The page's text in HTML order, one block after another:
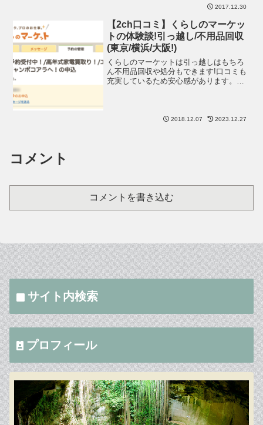
2017.12.30
【2ch口コミ】くらしのマーケッ
トの体験談!引っ越し/不用品回収
(東京/横浜/大阪!)
くらしのマーケットは引っ越しはもちろ
ん不用品回収や処分もできます!口コミも
充実しているため安心感があります。
いの?という料金
2018.12.07 2023.12.27
コメント
コメントを書き込む
サイト内検索
プロフィール